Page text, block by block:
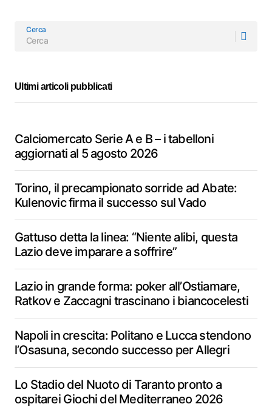
Cerca
Ultimi articoli pubblicati
Calciomercato Serie A e B – i tabelloni
aggiornati al 5 agosto 2026
Torino, il precampionato sorride ad Abate:
Kulenovic firma il successo sul Vado
Gattuso detta la linea: “Niente alibi, questa
Lazio deve imparare a soffrire”
Lazio in grande forma: poker all’Ostiamare,
Ratkov e Zaccagni trascinano i biancocelesti
Napoli in crescita: Politano e Lucca stendono
l’Osasuna, secondo successo per Allegri
Lo Stadio del Nuoto di Taranto pronto a
ospitarei Giochi del Mediterraneo 2026